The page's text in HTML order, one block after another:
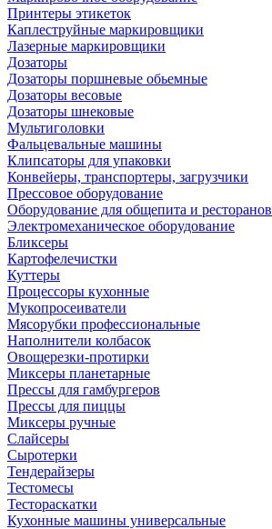
Принтеры этикеток
Каплеструйные маркировщики
Лазерные маркировщики
Дозаторы
Дозаторы поршневые обьемные
Дозаторы весовые
Дозаторы шнековые
Мультиголовки
Фальцевальные машины
Клипсаторы для упаковки
Конвейеры, транспортеры, загрузчики
Прессовое оборудование
Оборудование для общепита и ресторанов
Электромеханическое оборудование
Бликсеры
Картофелечистки
Куттеры
Процессоры кухонные
Мукопросеиватели
Мясорубки профессиональные
Наполнители колбасок
Овощерезки-протирки
Миксеры планетарные
Прессы для гамбургеров
Прессы для пиццы
Миксеры ручные
Слайсеры
Сыротерки
Тендерайзеры
Тестомесы
Тестораскатки
Кухонные машины универсальные